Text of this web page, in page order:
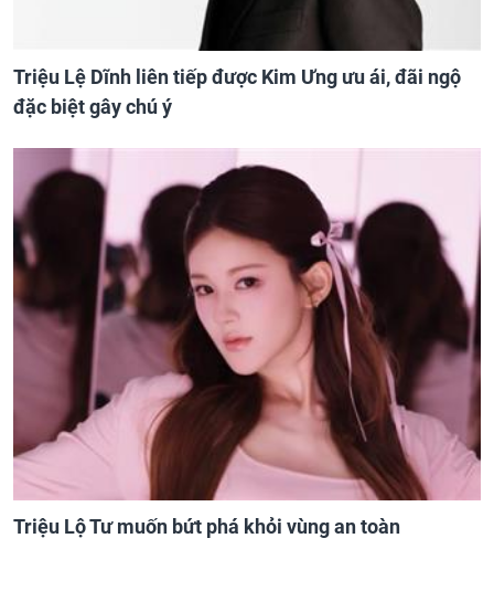
Triệu Lệ Dĩnh liên tiếp được Kim Ưng ưu ái, đãi ngộ
đặc biệt gây chú ý
Triệu Lộ Tư muốn bứt phá khỏi vùng an toàn